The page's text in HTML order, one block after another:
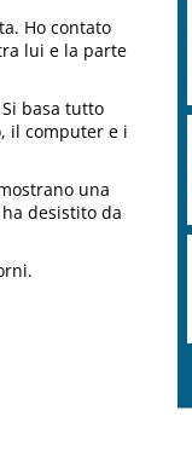
Ho contato
lui e la parte
basa tutto
il computer e i
una
desistito da